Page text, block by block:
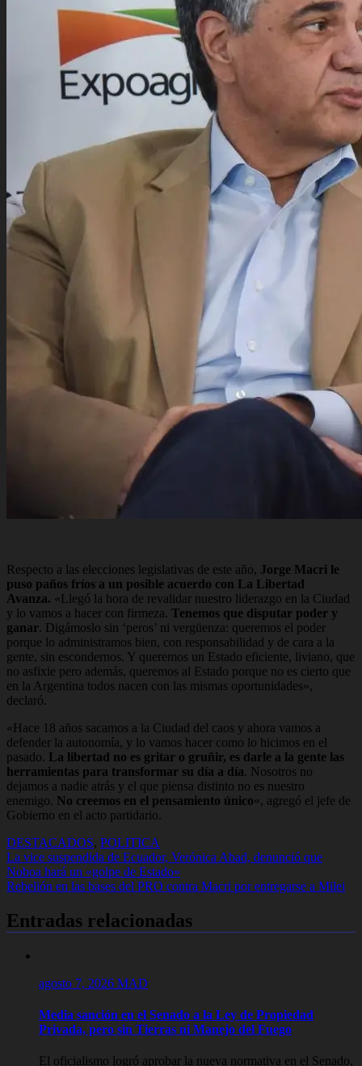
Respecto a las elecciones legislativas de este año, Jorge Macri le
puso paños fríos a un posible acuerdo con La Libertad
Avanza. «Llegó la hora de revalidar nuestro liderazgo en la Ciudad
y lo vamos a hacer con firmeza. Tenemos que disputar poder y
ganar. Digámoslo sin ‘peros’ ni vergüenza: queremos el poder
porque lo administramos bien, con responsabilidad y de cara a la
gente, sin escondernos. Y queremos un Estado eficiente, liviano, que
no asfixie pero además, queremos al Estado porque no es cierto que
en la Argentina todos nacen con las mismas oportunidades»,
declaró.
«Hace 18 años sacamos a la Ciudad del caos y ahora vamos a
defender la autonomía, y lo vamos hacer como lo hicimos en el
pasado. La libertad no es gritar o gruñir, es darle a la gente las
herramientas para transformar su día a día. Nosotros no
dejamos a nadie atrás y el que piensa distinto no es nuestro
enemigo. No creemos en el pensamiento único«, agregó el jefe de
Gobierno en el acto partidario.
DESTACADOS, POLITICA
Navegación
de
La vice suspendida de Ecuador, Verónica Abad, denunció que
Noboa hará un «golpe de Estado»
Rebelión en las bases del PRO contra Macri por entregarse a Milei
Entradas relacionadas
agosto 7, 2026 MAD
Media sanción en el Senado a la Ley de Propiedad
Privada, pero sin Tierras ni Manejo del Fuego
El oficialismo logró aprobar la nueva normativa en el Senado,